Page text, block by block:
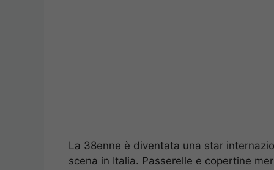
La 38enne è diventata una star
scena in Italia. Passerelle e copertine